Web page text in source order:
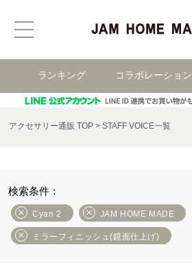
ランキング コラボレーション
アクセサリー通販 TOP STAFF VOICE一覧
Cyan 2 JAM HOME MADE
ミラーフィニッシュ(鏡面仕上げ)